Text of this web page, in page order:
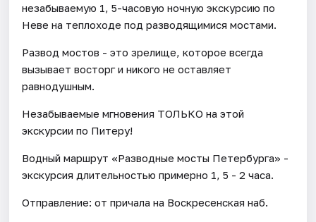
незабываемую 1, 5-часовую ночную экскурсию по
Неве на теплоходе под разводящимися мостами.
Развод мостов - это зрелище, которое всегда
вызывает восторг и никого не оставляет
равнодушным.
Незабываемые мгновения ТОЛЬКО на этой
экскурсии по Питеру!
Водный маршрут «Разводные мосты Петербурга» -
экскурсия длительностью примерно 1, 5 - 2 часа.
Отправление: от причала на Воскресенская наб.